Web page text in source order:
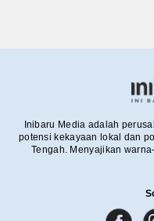
Inibaru Media adalah
potensi kekayaan lokal dan
Tengah. Menyajikan